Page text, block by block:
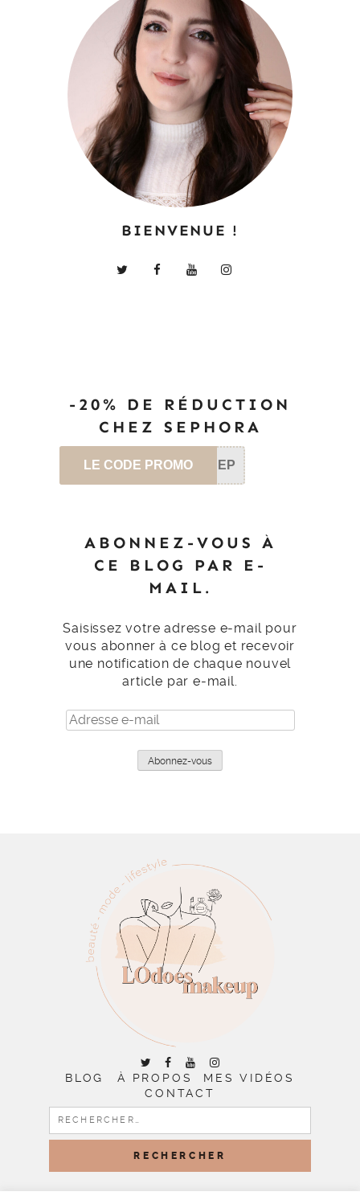
BIENVENUE !
-20% DE RÉDUCTION
CHEZ SEPHORA
LE CODE PROMO SEP
ABONNEZ-VOUS À
CE BLOG PAR E-
MAIL.
Saisissez votre adresse e-mail pour
vous abonner à ce blog et recevoir
une notification de chaque nouvel
article par e-mail.
Adresse
e-
Abonnez-vous
BLOG À PROPOS
MES VIDÉOS
CONTACT
RECHERCHER :